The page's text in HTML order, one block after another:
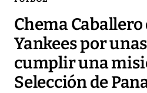
Chema Caballero
Yankees por
cumplir una
Selección de